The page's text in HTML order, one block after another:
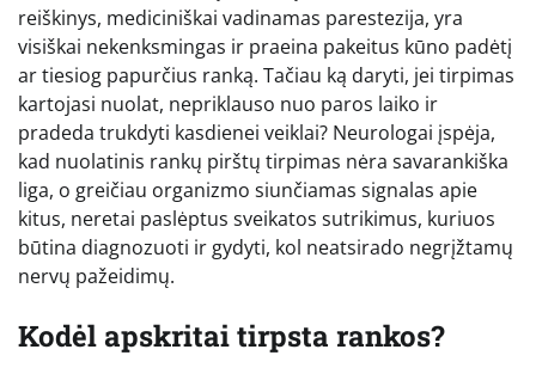
reiškinys, mediciniškai vadinamas parestezija, yra
visiškai nekenksmingas ir praeina pakeitus kūno padėtį
ar tiesiog papurčius ranką. Tačiau ką daryti, jei tirpimas
kartojasi nuolat, nepriklauso nuo paros laiko ir
pradeda trukdyti kasdienei veiklai? Neurologai įspėja,
kad nuolatinis rankų pirštų tirpimas nėra savarankiška
liga, o greičiau organizmo siunčiamas signalas apie
kitus, neretai paslėptus sveikatos sutrikimus, kuriuos
būtina diagnozuoti ir gydyti, kol neatsirado negrįžtamų
nervų pažeidimų.
Kodėl apskritai tirpsta rankos?